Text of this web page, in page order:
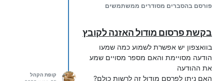
ההגדרות הבאות
פורסם בהסברים מסודרים ממשתמשים
בקשת פרסום מודול האזנה לקובץ
בוואצפון יש אפשרת לשמוע כמה שמעו
הודעה מסויימת והאם מספר מסויים שמע
את ההודעה
האם ניתן לפרסם מודול זה לרשות כולם?
קופת הקהל